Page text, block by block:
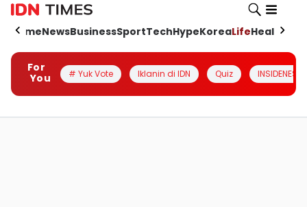
HomeNewsBusinessSportTechHypeKoreaLifeHealth
For
You
# Yuk Vote Iklanin di IDN Quiz INSIDENESIA